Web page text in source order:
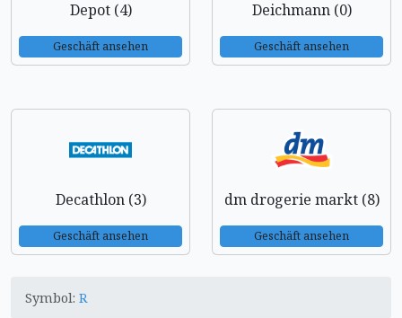
Depot (4)
Geschäft ansehen
Deichmann (0)
Geschäft ansehen
Decathlon (3)
Geschäft ansehen
dm drogerie markt (8)
Geschäft ansehen
Symbol: R